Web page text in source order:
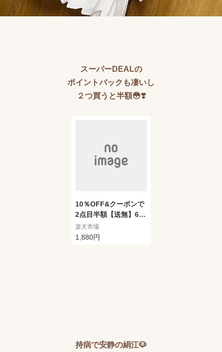
スーパーDEALの
ポイントバックも凄いし
２つ買うと半額😳❣️
10％OFF&クーポンで
2点目半額【送無】6連
ハンガー 2タイプ 2色
折りたたみハンガー ス
楽天市場
1,880円
持病で安静の絹江🐶